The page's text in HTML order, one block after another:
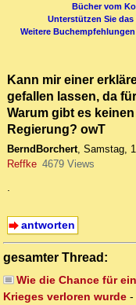
Bücher vom
Unterstützen Sie das
Weitere Buchempfehlungen
Kann mir einer
gefallen lassen, da
Warum gibt es
Regierung? owT
BerndBorchert, Samstag,
Reffke 4679 Views
.
antworten
gesamter Thread:
Wie die Chance für
Krieges verloren wurde -